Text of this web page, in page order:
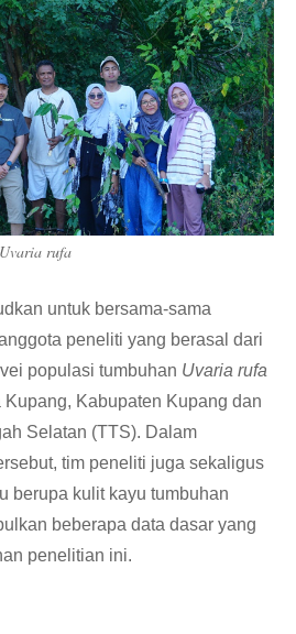
Uvaria rufa
untuk bersama-sama
peneliti yang berasal dari
populasi tumbuhan Uvaria rufa
Kabupaten Kupang dan
Selatan (TTS). Dalam
tim peneliti juga sekaligus
berupa kulit kayu tumbuhan
beberapa data dasar yang
penelitian ini.